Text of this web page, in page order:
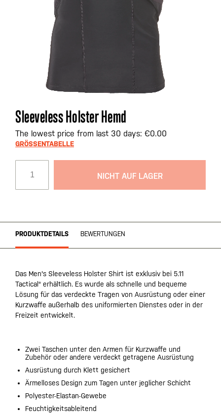
Zum
Anfang
der
Bildgalerie
Sleeveless Holster Hemd
The lowest price from last 30 days: €0.00
GRÖSSENTABELLE
NICHT AUF LAGER
PRODUKTDETAILS BEWERTUNGEN
Das Men's Sleeveless Holster Shirt ist exklusiv bei 5.11
Tactical® erhältlich. Es wurde als schnelle und bequeme
Lösung für das verdeckte Tragen von Ausrüstung oder einer
Kurzwaffe außerhalb des uniformierten Dienstes oder in der
Freizeit entwickelt.
Zwei Taschen unter den Armen für Kurzwaffe und
Zubehör oder andere verdeckt getragene Ausrüstung
Ausrüstung durch Klett gesichert
Ärmelloses Design zum Tagen unter jeglicher Schicht
Polyester-Elastan-Gewebe
Feuchtigkeitsableitend